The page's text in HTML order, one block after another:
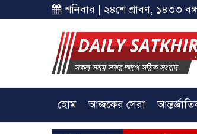
শনিবার | ২৪শে শ্রাবণ, ১৪৩৩
হোম আজকের সেরা